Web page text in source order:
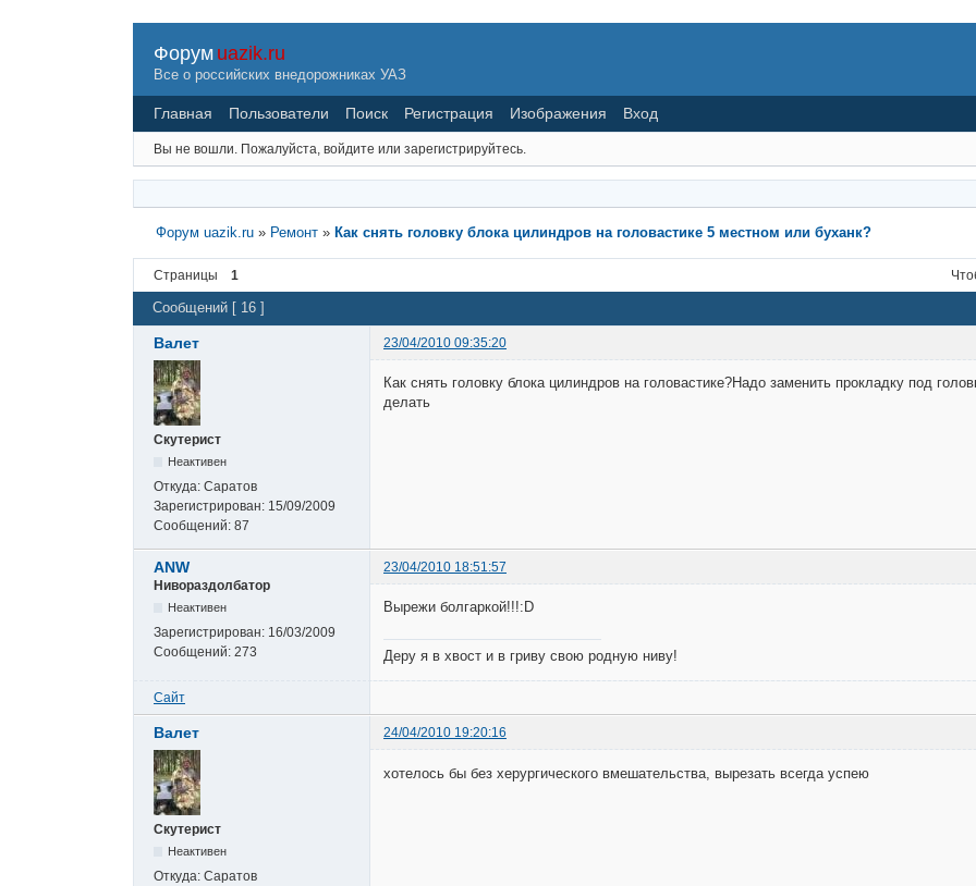
Форум uazik.ru
Все о российских внедорожниках УАЗ
Главная Пользователи Поиск Регистрация Изображения Вход
Вы не вошли. Пожалуйста, войдите или зарегистрируйтесь.
Форум uazik.ru » Ремонт » Как снять головку блока цилиндров на головастике 5 местном или буханк?
Страницы 1
Сообщений [ 16 ]
Валет 23/04/2010 09:35:20
Скутерист
Неактивен
Откуда: Саратов
Зарегистрирован: 15/09/2009
Сообщений: 87
Как снять головку блока цилиндров на головастике?Надо заменить прокладку под
делать
ANW
23/04/2010 18:51:57
Нивораздолбатор
Неактивен
Зарегистрирован: 16/03/2009
Сообщений: 273
Вырежи болгаркой!!!:D
Деру я в хвост и в гриву свою родную ниву!
Сайт
Валет 24/04/2010 19:20:16
Скутерист
Неактивен
Откуда: Саратов
хотелось бы без херургического вмешательства, вырезать всегда успею